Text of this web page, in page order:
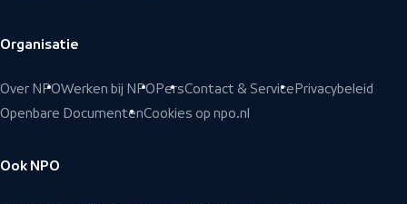
Organisatie
Over NPOWerken bij NPO PersContact & Service Privacybeleid
Openbare DocumentenCookies op npo.nl
Ook NPO